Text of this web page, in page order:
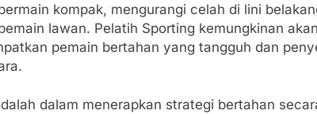
kompak, mengurangi celah di lini
lawan. Pelatih Sporting kemungkinan
pemain bertahan yang tangguh dan
dalam menerapkan strategi bertahan